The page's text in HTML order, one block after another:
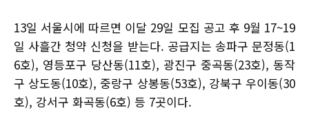
13일 서울시에 따르면 이달 29일 모집 공고 후 9월 17~19
일 사흘간 청약 신청을 받는다. 공급지는 송파구 문정동(1
6호), 영등포구 당산동(11호), 광진구 중곡동(23호), 동작
구 상도동(10호), 중랑구 상봉동(53호), 강북구 우이동(30
호), 강서구 화곡동(6호) 등 7곳이다.